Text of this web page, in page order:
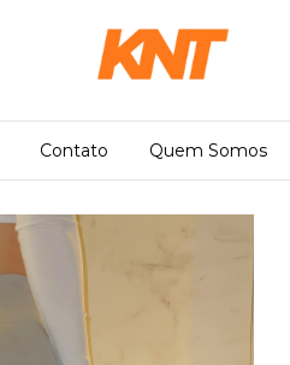
Contato Quem Somos